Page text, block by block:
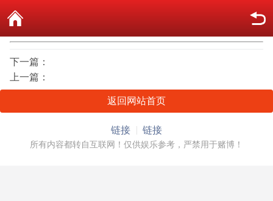
下一篇：
上一篇：
返回网站首页
链接 链接
所有内容都转自互联网！仅供娱乐参考，严禁用于赌博！